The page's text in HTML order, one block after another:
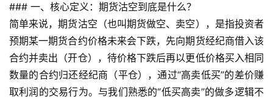
### 一、核心定义：期货沽空到底是什么？
简单来说，期货沽空（也叫期货做空、卖空），是指投资者
预期某一期货合约价格未来会下跌，先向期货经纪商借入该
合约并卖出（开仓），待价格下跌后再以更低价格买入相同
数量的合约归还经纪商（平仓），通过“高卖低买”的差价赚
取利润的交易行为。与我们熟悉的“低买高卖”的做多逻辑不